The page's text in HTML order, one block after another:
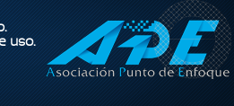
uso.
Pasar al contenido principal